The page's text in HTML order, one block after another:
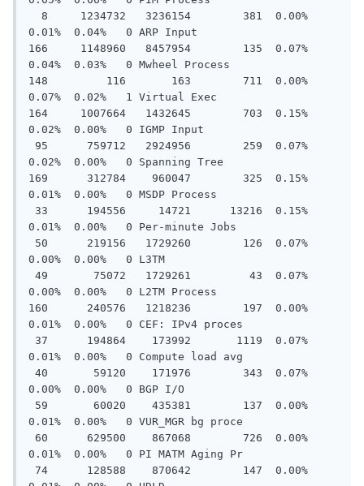
0.01%  0.04%   0 ARP Input
166     1148960   8457954        135  0.07%
0.04%  0.03%   0 Mwheel Process
148         116       163        711  0.00%
0.07%  0.02%   1 Virtual Exec
164     1007664   1432645        703  0.15%
0.02%  0.00%   0 IGMP Input
0.02%  0.00%   0 Spanning Tree
169      312784    960047        325  0.15%
0.01%  0.00%   0 MSDP Process
0.01%  0.00%   0 Per-minute Jobs
0.00%  0.00%   0 L3TM
0.00%  0.00%   0 L2TM Process
160      240576   1218236        197  0.00%
0.01%  0.00%   0 CEF: IPv4 proces
0.01%  0.00%   0 Compute load avg
0.00%  0.00%   0 BGP I/O
0.01%  0.00%   0 VUR_MGR bg proce
0.01%  0.00%   0 PI MATM Aging Pr